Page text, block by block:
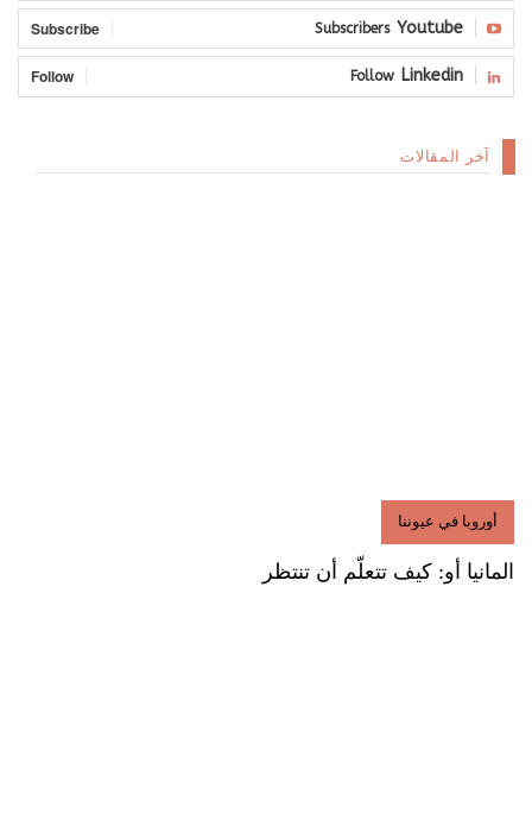
Youtube
Subscribers
Subscribe
Linkedin
Follow
Follow
آخر المقالات
أوروبا في عيوننا
المانيا أو: كيف تتعلّم أن تنتظر